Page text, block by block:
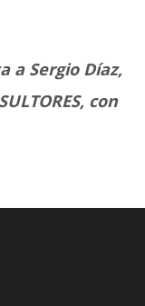
a Sergio Díaz,
con